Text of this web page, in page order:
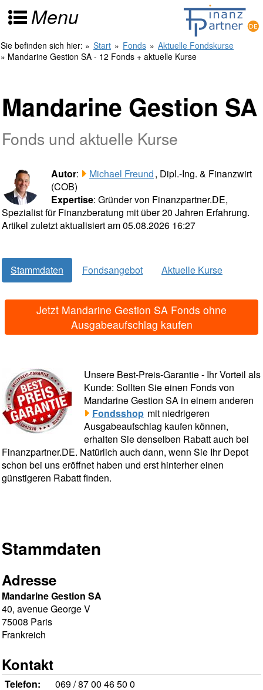
Menu
Sie befinden sich hier: » Start » Fonds » Aktuelle Fondskurse
» Mandarine Gestion SA - 12 Fonds + aktuelle Kurse
Mandarine Gestion SA
Fonds und aktuelle Kurse
Autor: Michael Freund, Dipl.-Ing. & Finanzwirt
(COB)
Expertise: Gründer von Finanzpartner.DE,
Spezialist für Finanzberatung mit über 20 Jahren Erfahrung.
Artikel zuletzt aktualisiert am 05.08.2026 16:27
Stammdaten Fondsangebot Aktuelle Kurse
Jetzt Mandarine Gestion SA Fonds ohne
Ausgabeaufschlag kaufen
Unsere Best-Preis-Garantie - Ihr Vorteil als
Kunde: Sollten Sie einen Fonds von
Mandarine Gestion SA in einem anderen
Fondsshop mit niedrigeren
Ausgabeaufschlag kaufen können,
erhalten Sie denselben Rabatt auch bei
Finanzpartner.DE. Natürlich auch dann, wenn Sie Ihr Depot
schon bei uns eröffnet haben und erst hinterher einen
günstigeren Rabatt finden.
Stammdaten
Adresse
Mandarine Gestion SA
40, avenue George V
75008 Paris
Frankreich
Kontakt
Telefon:
069 / 87 00 46 50 0